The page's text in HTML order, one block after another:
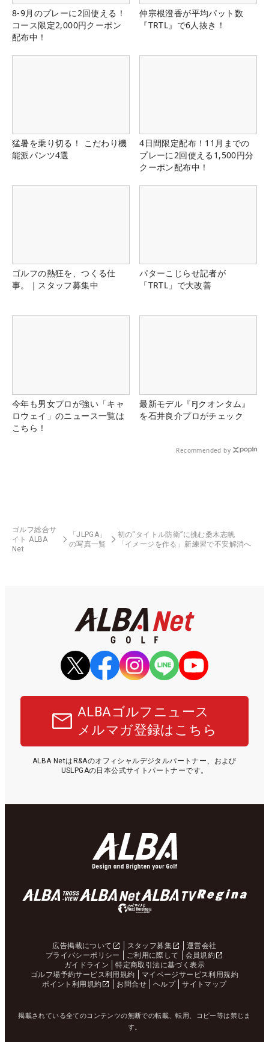
8-9月のプレーに2回使える！
コース限定2,000円クーポン
配布中！
仲宗根澄香が平均パット数
『TRTL』で6人抜き！
猛暑を乗り切る！ こだわり機
能派パンツ4選
4日間限定配布！11月までの
プレーに2回使える1,500円分
クーポン配布中！
ゴルフの熱狂を、つくる仕
事。｜スタッフ募集中
パターこじらせ記者が
「TRTL」で大改善
今年も男女プロが強い「キャ
ロウェイ」のニュース一覧は
こちら！
最新モデル『FJクオンタム』
を石井良介プロがチェック
Recommended by
ゴルフ総合サ
イト ALBA
Net
「JLPGA」
の写真一覧
初の“タイトル防衛”に挑む桑木志帆
「イメージを作る」新練習で不安解消へ
ALBAゴルフニュース
メルマガ登録はこちら
ALBA NetはR&Aのオフィシャルデジタルパートナー、および
USLPGAの日本公式サイトパートナーです。
広告掲載について スタッフ募集
運営会社
プライバシーポリシー
ご利用に際して
会員規約
ガイドライン
特定商取引法に基づく表示
ゴルフ場予約サービス利用規約
マイページサービス利用規約
ポイント利用規約
お問合せ ヘルプ サイトマップ
掲載されている全てのコンテンツの無断での転載、転用、コピー等は禁じま
す。